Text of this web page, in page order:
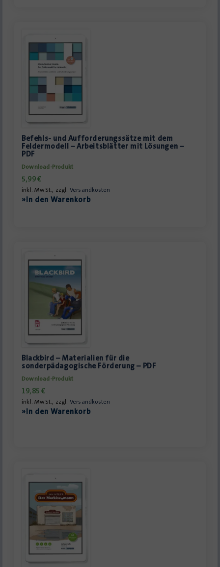
Befehls- und Aufforderungssätze mit dem
Feldermodell – Arbeitsblätter mit Lösungen –
PDF
Download-Produkt
5,99€
inkl. MwSt., zzgl. Versandkosten
»In den Warenkorb
Blackbird – Materialien für die
sonderpädagogische Förderung – PDF
Download-Produkt
19,85€
inkl. MwSt., zzgl. Versandkosten
»In den Warenkorb